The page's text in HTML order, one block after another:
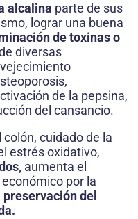
alcalina parte de sus
lograr una buena
de toxinas o
diversas
de la pepsina,
del cansancio.
cuidado de la
estrés oxidativo,
aumenta el
por la
preservación del